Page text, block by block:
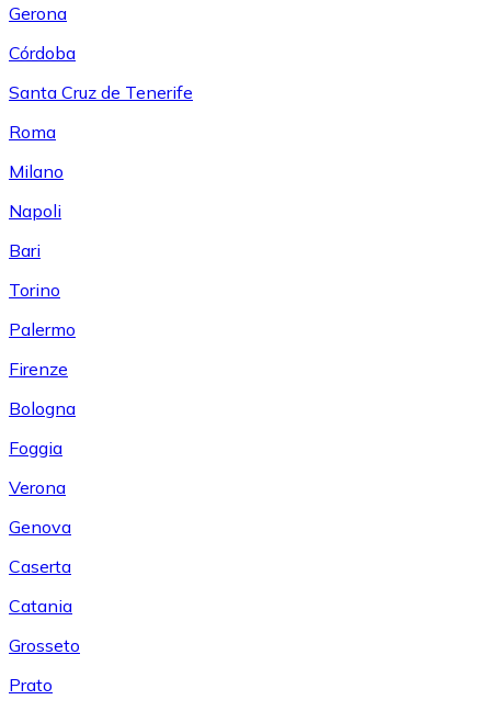
Gerona
Córdoba
Santa Cruz de Tenerife
Roma
Milano
Napoli
Bari
Torino
Palermo
Firenze
Bologna
Foggia
Verona
Genova
Caserta
Catania
Grosseto
Prato